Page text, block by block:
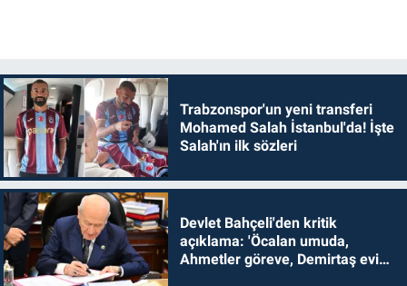
Trabzonspor'un yeni transferi
Mohamed Salah İstanbul'da! İşte
Salah'ın ilk sözleri
Devlet Bahçeli'den kritik
açıklama: 'Öcalan umuda,
Ahmetler göreve, Demirtaş evine